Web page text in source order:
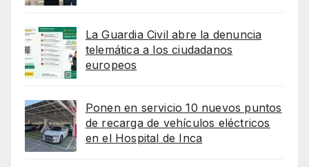
La Guardia Civil abre la denuncia
telemática a los ciudadanos
europeos
Ponen en servicio 10 nuevos puntos
de recarga de vehículos eléctricos
en el Hospital de Inca